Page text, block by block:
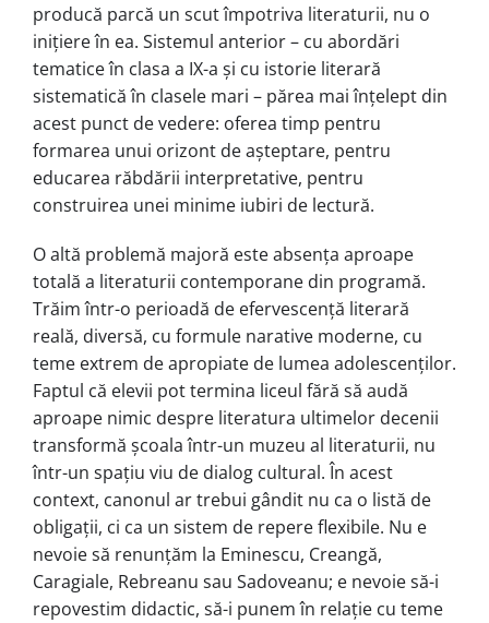
producă parcă un scut împotriva literaturii, nu o
inițiere în ea. Sistemul anterior – cu abordări
tematice în clasa a IX-a și cu istorie literară
sistematică în clasele mari – părea mai înțelept din
acest punct de vedere: oferea timp pentru
formarea unui orizont de așteptare, pentru
educarea răbdării interpretative, pentru
construirea unei minime iubiri de lectură.
O altă problemă majoră este absența aproape
totală a literaturii contemporane din programă.
Trăim într-o perioadă de efervescență literară
reală, diversă, cu formule narative moderne, cu
teme extrem de apropiate de lumea adolescenților.
Faptul că elevii pot termina liceul fără să audă
aproape nimic despre literatura ultimelor decenii
transformă școala într-un muzeu al literaturii, nu
într-un spațiu viu de dialog cultural. În acest
context, canonul ar trebui gândit nu ca o listă de
obligații, ci ca un sistem de repere flexibile. Nu e
nevoie să renunțăm la Eminescu, Creangă,
Caragiale, Rebreanu sau Sadoveanu; e nevoie să-i
repovestim didactic, să-i punem în relație cu teme